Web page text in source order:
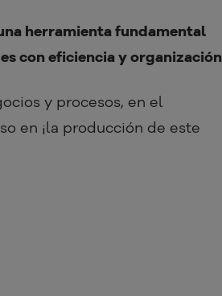
herramienta fundamental
con eficiencia y organización
y procesos, en el
en ¡la producción de este